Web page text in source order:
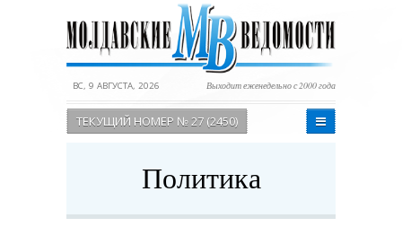
ВС, 9 АВГУСТА, 2026 Выходит еженедельно с 2000 года
ТЕКУЩИЙ НОМЕР № 27 (2450)
Политика